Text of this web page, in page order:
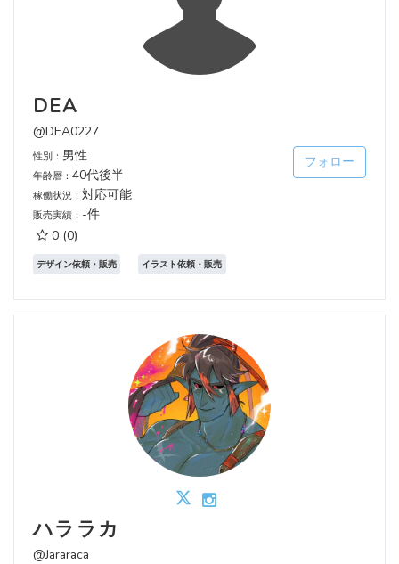
DEA
@DEA0227
性別： 男性
年齢層： 40代後半
稼働状況： 対応可能
販売実績： -件
0 (0)
フォロー
デザイン依頼・販売 イラスト依頼・販売
ハララカ
@Jararaca